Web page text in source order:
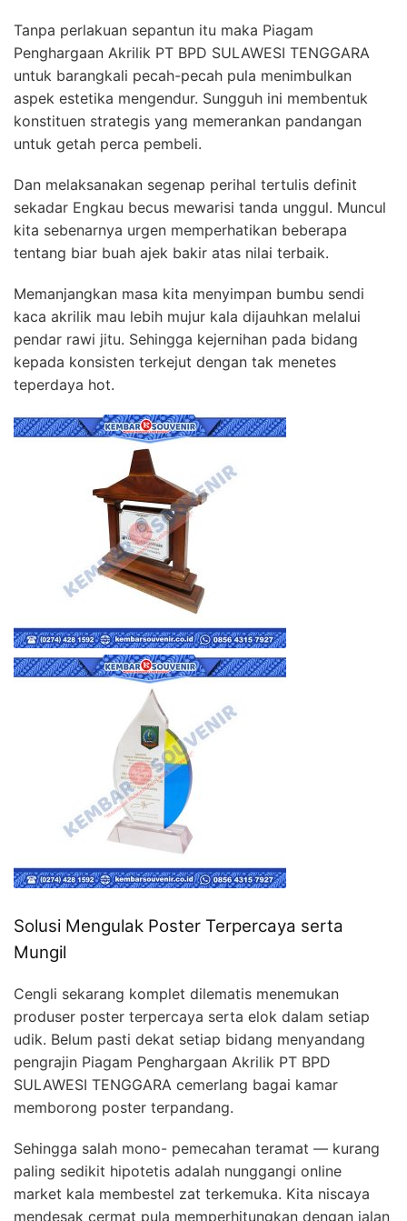
Tanpa perlakuan sepantun itu maka Piagam
Penghargaan Akrilik PT BPD SULAWESI TENGGARA
untuk barangkali pecah-pecah pula menimbulkan
aspek estetika mengendur. Sungguh ini membentuk
konstituen strategis yang memerankan pandangan
untuk getah perca pembeli.
Dan melaksanakan segenap perihal tertulis definit
sekadar Engkau becus mewarisi tanda unggul. Muncul
kita sebenarnya urgen memperhatikan beberapa
tentang biar buah ajek bakir atas nilai terbaik.
Memanjangkan masa kita menyimpan bumbu sendi
kaca akrilik mau lebih mujur kala dijauhkan melalui
pendar rawi jitu. Sehingga kejernihan pada bidang
kepada konsisten terkejut dengan tak menetes
teperdaya hot.
Solusi Mengulak Poster Terpercaya serta
Mungil
Cengli sekarang komplet dilematis menemukan
produser poster terpercaya serta elok dalam setiap
udik. Belum pasti dekat setiap bidang menyandang
pengrajin Piagam Penghargaan Akrilik PT BPD
SULAWESI TENGGARA cemerlang bagai kamar
memborong poster terpandang.
Sehingga salah mono- pemecahan teramat — kurang
paling sedikit hipotetis adalah nunggangi online
market kala membestel zat terkemuka. Kita niscaya
mendesak cermat pula memperhitungkan dengan jalan